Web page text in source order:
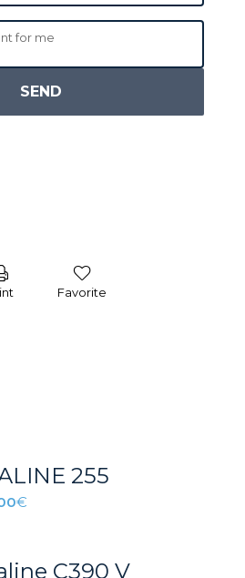
for me
SEND
Favorite
255
€
C390 V